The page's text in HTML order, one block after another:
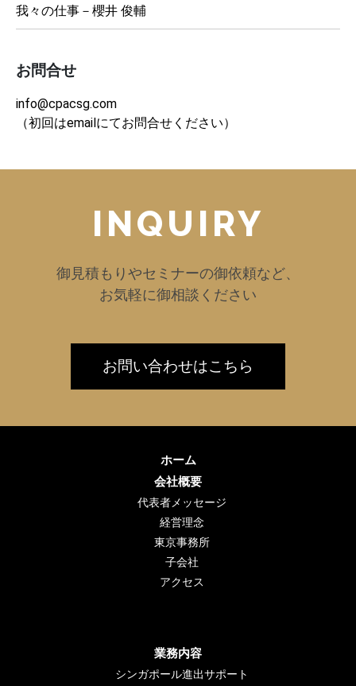
我々の仕事－櫻井 俊輔
お問合せ
info@cpacsg.com
（初回はemailにてお問合せください）
INQUIRY
御見積もりやセミナーの御依頼など、
お気軽に御相談ください
お問い合わせはこちら
ホーム
会社概要
代表者メッセージ
経営理念
東京事務所
子会社
アクセス
業務内容
シンガポール進出サポート